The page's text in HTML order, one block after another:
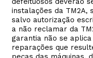
instalações da TM2A,
salvo autorização
a não reclamar da
garantia não se
reparações que